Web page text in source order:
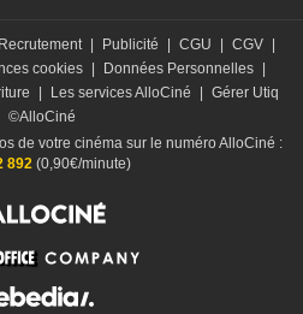
Recrutement Publicité CGU CGV
cookies Données Personnelles
Les services AlloCiné
Gérer Utiq
©AlloCiné
de votre cinéma sur le numéro AlloCiné :
892(0,90€/minute)